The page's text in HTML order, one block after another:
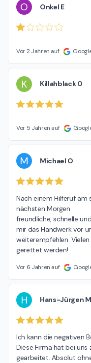
O Onkel E
Vor 2 Jahren auf
K Killahblack 0
Vor 5 Jahren auf
M Michael O
Nach einem Hilferuf
nächsten Morgen
freundliche, schnelle
mir das Handwerk vor
weiterempfehlen.
gerettet werden!
Vor 6 Jahren auf
H Hans-Jürgen M
Ich kann die negativen
Diese Firma hat bei
gearbeitet. Absolut